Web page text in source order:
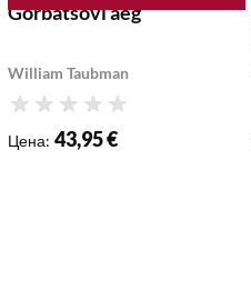
Gorbatšovi aeg
William Taubman
Рейтинг
Цена: 43,95 €